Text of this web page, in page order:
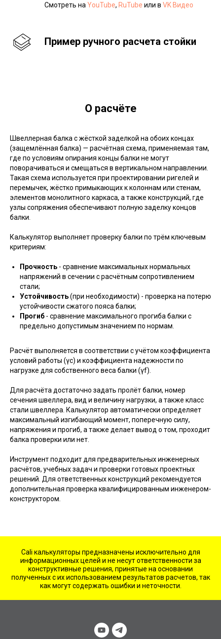
Смотреть на YouTube, RuTube или в VK Видео
Пример ручного расчета стойки
О расчёте
Швеллерная балка с жёсткой заделкой на обоих концах
(защемлённая балка) — расчётная схема, применяемая там,
где по условиям опирания концы балки не могут
поворачиваться и смещаться в вертикальном направлении.
Такая схема используется при проектировании ригелей и
перемычек, жёстко примыкающих к колоннам или стенам,
элементов монолитного каркаса, а также конструкций, где
узлы сопряжения обеспечивают полную заделку концов
балки.
Калькулятор выполняет проверку балки по трём ключевым
критериям:
Прочность - сравнение максимальных нормальных
напряжений в сечении с расчётным сопротивлением
стали;
Устойчивость(при необходимости) - проверка на потерю
устойчивости сжатого пояса балки;
Прогиб - сравнение максимального прогиба балки с
предельно допустимым значением по нормам.
Расчёт выполняется в соответствии с учётом коэффициента
условий работы (γc) и коэффициента надежности по
нагрузке для собственного веса балки (γf).
Для расчёта достаточно задать пролёт балки, номер
сечения швеллера, вид и величину нагрузки, а также класс
стали швеллера. Калькулятор автоматически определяет
максимальный изгибающий момент, поперечную силу,
напряжения и прогиб, а также делает вывод о том, проходит
балка проверки или нет.
Инструмент подходит для предварительных инженерных
расчётов, учебных задач и проверки готовых проектных
решений. Для ответственных конструкций рекомендуется
дополнительная проверка квалифицированным инженером-
конструктором.
Напишите мне на почту
Cali калькуляторы предназначены исключительно для
информационных целей и не несут ответственности за
конструктивные решения, принятые на основании
полученных с их использованием результатов расчетов, так
как могут содержать ошибки и неточности.